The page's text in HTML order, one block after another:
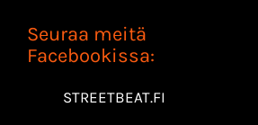
Seuraa meitä
Facebookissa:
STREETBEAT.FI